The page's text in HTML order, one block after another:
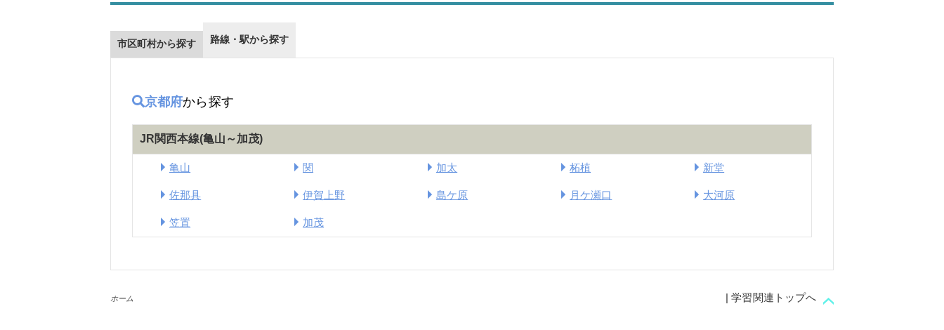
市区町村から探す 路線・駅から探す
京都府から探す
JR関西本線(亀山～加茂)
亀山 関 加太 柘植 新堂
佐那具 伊賀上野 島ケ原 月ケ瀬口 大河原
笠置 加茂
ホーム | 学習関連トップへ